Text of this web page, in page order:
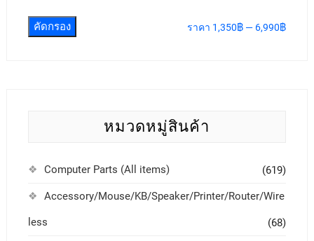
คัดกรอง ราคา 1,350฿ — 6,990฿
หมวดหมู่สินค้า
Computer Parts (All items) (619)
Accessory/Mouse/KB/Speaker/Printer/Router/Wire
less (68)